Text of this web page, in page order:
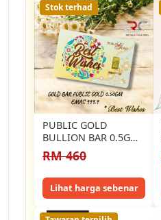
Stok terhad
PUBLIC GOLD
BULLION BAR 0.5GM
999.9 BEST WISHES
GOLD BAR 0.50GM
RM 460
Lihat harga sebenar